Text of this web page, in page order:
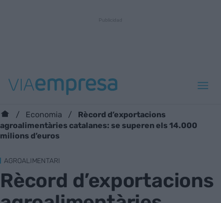
Economia
Rècord d’exportacions
agroalimentàries catalanes: se superen els 14.000
milions d’euros
AGROALIMENTARI
Rècord d’exportacions